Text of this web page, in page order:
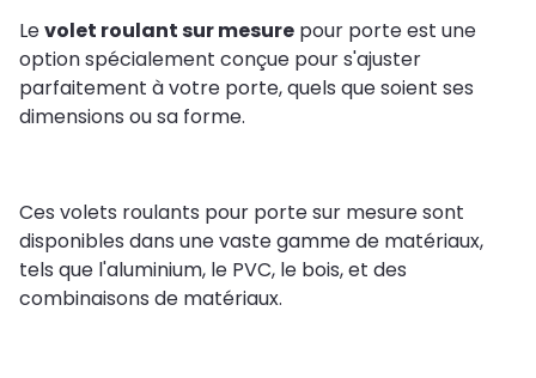
Levolet roulant sur mesure pour porte est une
option spécialement conçue pour s'ajuster
parfaitement à votre porte, quels que soient ses
dimensions ou sa forme.
Ces volets roulants pour porte sur mesure sont
disponibles dans une vaste gamme de matériaux,
tels que l'aluminium, le PVC, le bois, et des
combinaisons de matériaux.